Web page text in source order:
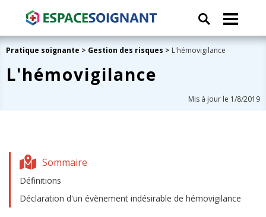
Pratique soignante > Gestion des risques > L'hémovigilance
L'hémovigilance
Mis à jour le 1/8/2019
Sommaire
Définitions
Déclaration d'un évènement indésirable de hémovigilance